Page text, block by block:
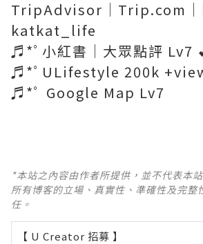
TripAdvisor｜Trip.com｜
katkat_life
♬*ﾟ小紅書｜大眾點評 Lv7
♬*ﾟULifestyle 200k
♬*ﾟ Google Map Lv7
*本站之內容由作者所提供，並不代表本
所有博客的立場、真實性、準確性及完整
任。
【 U Creator 招募 】